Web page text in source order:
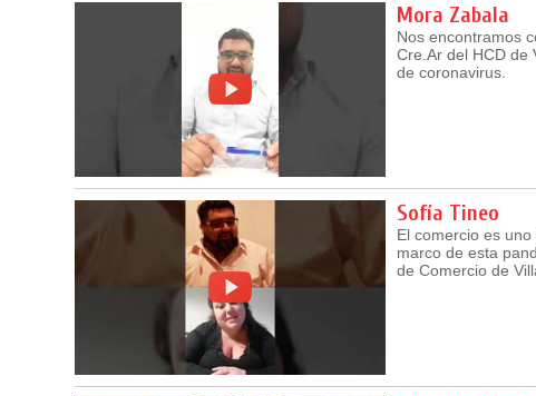
Mora Zabala
Nos encontramos
Cre.Ar del HCD de
de coronavirus.
Sofía Tineo
El comercio es
marco de esta
de Comercio de